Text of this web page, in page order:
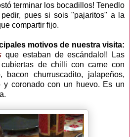
terminar los bocadillos! Tenedlo
pues si sois "pajaritos" a la
compartir fijo.
motivos de nuestra visita:
que estaban de escándalo!! Las
de chilli con carne con
bacon churruscadito, jalapeños,
y coronado con un huevo. Es un